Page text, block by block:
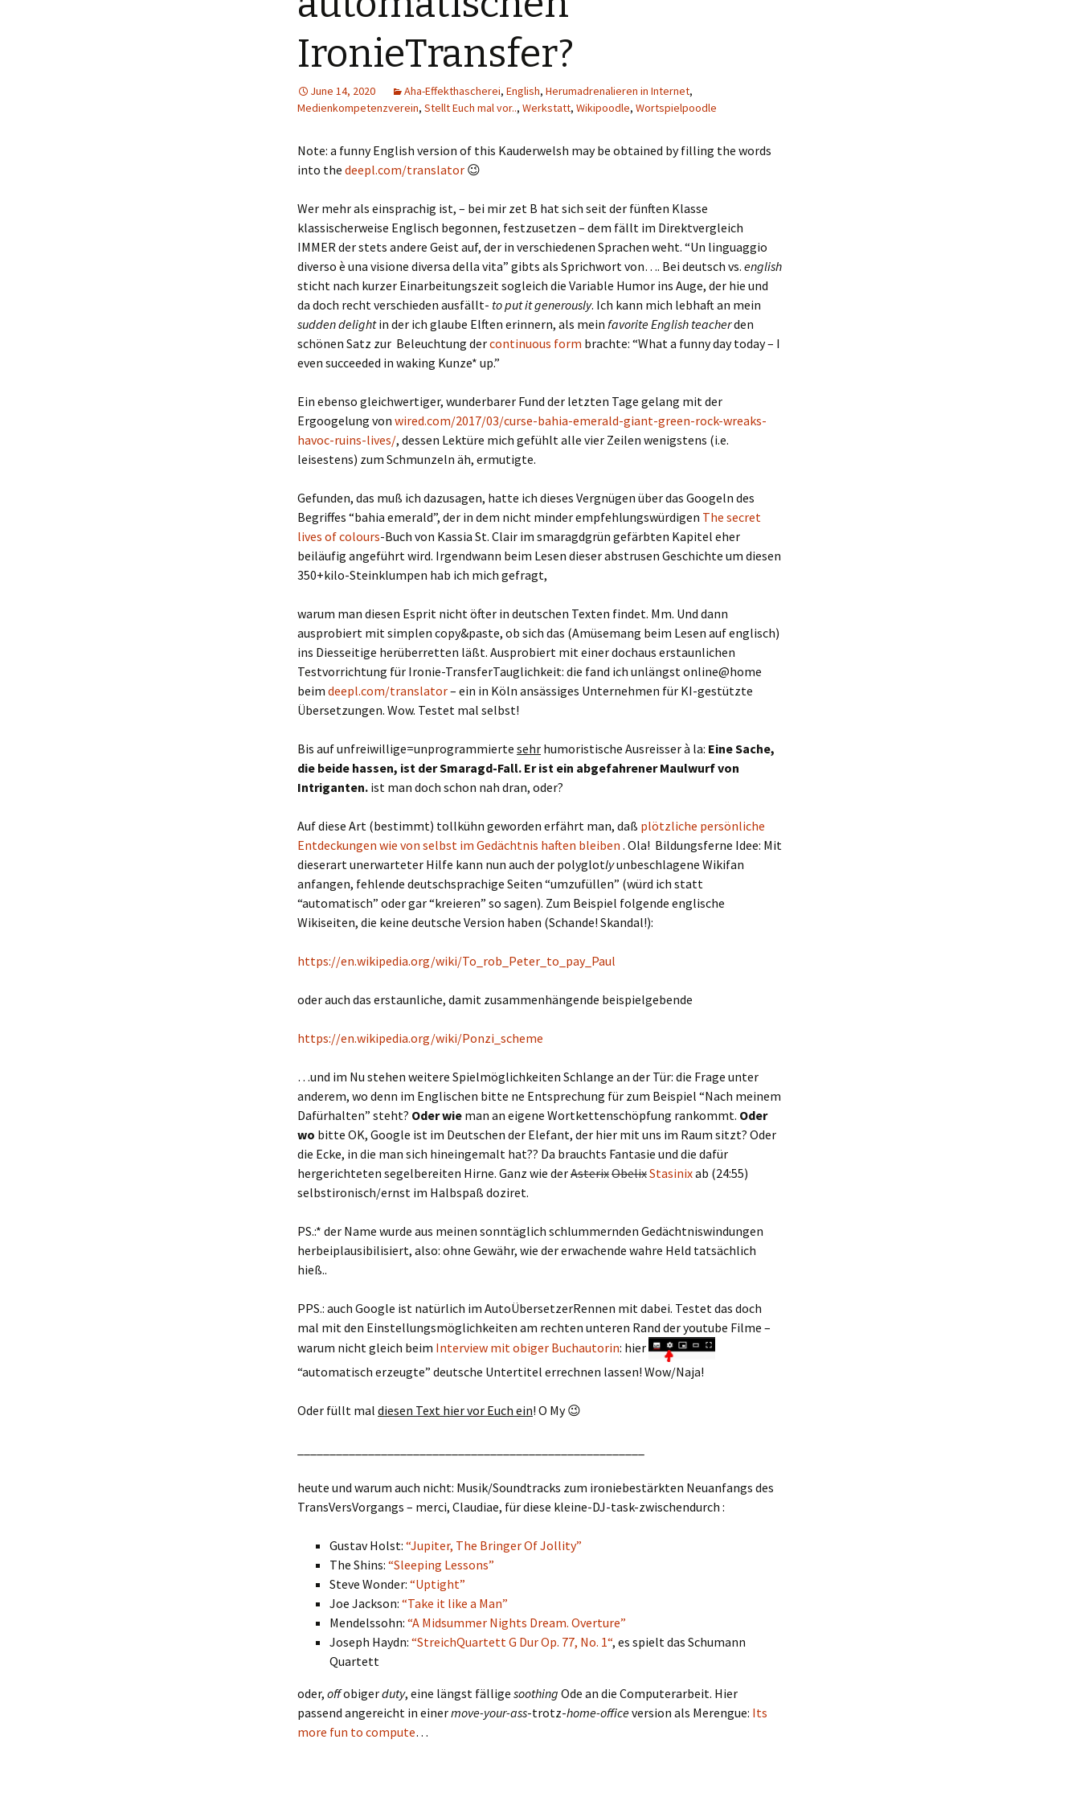
IronieTransfer?
June 14, 2020 Aha-Effekthascherei, English, Herumadrenalieren in Internet,
Medienkompetenzverein, Stellt Euch mal vor.., Werkstatt, Wikipoodle, Wortspielpoodle
Note: a funny English version of this Kauderwelsh may be obtained by filling the words
into the deepl.com/translator 😉
Wer mehr als einsprachig ist, – bei mir zet B hat sich seit der fünften Klasse
klassischerweise Englisch begonnen, festzusetzen – dem fällt im Direktvergleich
IMMER der stets andere Geist auf, der in verschiedenen Sprachen weht. “Un linguaggio
diverso è una visione diversa della vita” gibts als Sprichwort von…. Bei deutsch vs. english
sticht nach kurzer Einarbeitungszeit sogleich die Variable Humor ins Auge, der hie und
da doch recht verschieden ausfällt- to put it generously. Ich kann mich lebhaft an mein
sudden delightin der ich glaube Elften erinnern, als mein favorite English teacherden
schönen Satz zur Beleuchtung dercontinuous form brachte: “What a funny day today – I
even succeeded in waking Kunze* up.”
Ein ebenso gleichwertiger, wunderbarer Fund der letzten Tage gelang mit der
Ergoogelung von wired.com/2017/03/curse-bahia-emerald-giant-green-rock-wreaks-
havoc-ruins-lives/, dessen Lektüre mich gefühlt alle vier Zeilen wenigstens (i.e.
leisestens) zum Schmunzeln äh, ermutigte.
Gefunden, das muß ich dazusagen, hatte ich dieses Vergnügen über das Googeln des
Begriffes “bahia emerald”, der in dem nicht minder empfehlungswürdigen The secret
lives of colours-Buch von Kassia St. Clair im smaragdgrün gefärbten Kapitel eher
beiläufig angeführt wird. Irgendwann beim Lesen dieser abstrusen Geschichte um diesen
350+kilo-Steinklumpen hab ich mich gefragt,
warum man diesen Esprit nicht öfter in deutschen Texten findet. Mm. Und dann
ausprobiert mit simplen copy&paste, ob sich das (Amüsemang beim Lesen auf englisch)
ins Diesseitige herüberretten läßt. Ausprobiert mit einer dochaus erstaunlichen
Testvorrichtung für Ironie-TransferTauglichkeit: die fand ich unlängst online@home
beim deepl.com/translator– ein in Köln ansässiges Unternehmen für KI-gestützte
Übersetzungen. Wow. Testet mal selbst!
Bis auf unfreiwillige=unprogrammierte sehr humoristische Ausreisser à la: Eine Sache,
die beide hassen, ist der Smaragd-Fall. Er ist ein abgefahrener Maulwurf von
Intriganten. ist man doch schon nah dran, oder?
Auf diese Art (bestimmt) tollkühn geworden erfährt man, daß plötzliche persönliche
Entdeckungen wie von selbst im Gedächtnis haften bleiben . Ola! Bildungsferne Idee: Mit
dieserart unerwarteter Hilfe kann nun auch der polyglotlyunbeschlagene Wikifan
anfangen, fehlende deutschsprachige Seiten “umzufüllen” (würd ich statt
“automatisch” oder gar “kreieren” so sagen). Zum Beispiel folgende englische
Wikiseiten, die keine deutsche Version haben (Schande! Skandal!):
https://en.wikipedia.org/wiki/To_rob_Peter_to_pay_Paul
oder auch das erstaunliche, damit zusammenhängende beispielgebende
https://en.wikipedia.org/wiki/Ponzi_scheme
…und im Nu stehen weitere Spielmöglichkeiten Schlange an der Tür: die Frage unter
anderem, wo denn im Englischen bitte ne Entsprechung für zum Beispiel “Nach meinem
Dafürhalten” steht? Oder wie man an eigene Wortkettenschöpfung rankommt. Oder
wo bitte OK, Google ist im Deutschen der Elefant, der hier mit uns im Raum sitzt? Oder
die Ecke, in die man sich hineingemalt hat?? Da brauchts Fantasie und die dafür
hergerichteten segelbereiten Hirne. Ganz wie derAsterixObelixStasinixab (24:55)
selbstironisch/ernst im Halbspaß doziret.
PS.:* der Name wurde aus meinen sonntäglich schlummernden Gedächtniswindungen
herbeiplausibilisiert, also: ohne Gewähr, wie der erwachende wahre Held tatsächlich
hieß..
PPS.: auch Google ist natürlich im AutoÜbersetzerRennen mit dabei. Testet das doch
mal mit den Einstellungsmöglichkeiten am rechten unteren Rand der youtube Filme –
warum nicht gleich beim Interview mit obiger Buchautorin: hier
“automatisch erzeugte” deutsche Untertitel errechnen lassen! Wow/Naja!
Oder füllt mal diesen Text hier vor Euch ein! O My 😉
heute und warum auch nicht: Musik/Soundtracks zum ironiebestärkten Neuanfangs des
TransVersVorgangs – merci, Claudiae, für diese kleine-DJ-task-zwischendurch :
Gustav Holst: “Jupiter, The Bringer Of Jollity”
The Shins: “Sleeping Lessons”
Steve Wonder: “Uptight”
Joe Jackson: “Take it like a Man”
Mendelssohn: “A Midsummer Nights Dream. Overture”
Joseph Haydn: “StreichQuartett G DurOp. 77, No. 1“, es spielt das Schumann
Quartett
oder, offobigerduty, eine längst fällige soothing Ode an die Computerarbeit. Hier
passend angereicht in einermove-your-ass-trotz-home-officeversion als Merengue: Its
more fun to compute…